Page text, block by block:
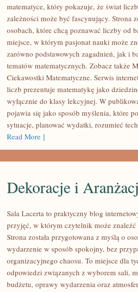
MATEMATYKA
TECHNOLOGII
NAUCE
matematyce, który pokazuje, że świat
zależności może być fascynujący. Strona
osobach, które chcą poznawać liczby od
miejsce, w którym pasjonat nauki może
zarówno podstawowych zagadnień, jak i
tematów matematycznych. Zobacz także
Ciekawostki Matematyczne. Serwis
liczb prezentuje matematykę jako
wyłącznie do klasy lekcyjnej. W
pojawia się jako sposób myślenia, które
sytuacje, planować wydatki, rozumieć
Read More ]
DEKORACJE
Dekoracje i
Sala Lacerta to praktyczny blog
przyjęć, w którym czytelnik może
Strona została przygotowana z myślą o
wydarzenie w sposób spokojny, bez
organizacyjnego chaosu. To miejsce dla
odpowiedzi związanych z wyborem sali,
budżetu, oprawy wydarzenia oraz